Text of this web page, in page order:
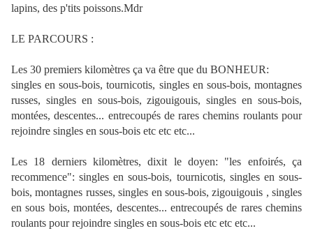
lapins, des p'tits poissons.Mdr
LE PARCOURS :
Les 30 premiers kilomètres ça va être que du BONHEUR:
singles en sous-bois, tournicotis, singles en sous-bois, montagnes
russes, singles en sous-bois, zigouigouis, singles en sous-bois,
montées, descentes... entrecoupés de rares chemins roulants pour
rejoindre singles en sous-bois etc etc etc...
Les 18 derniers kilomètres, dixit le doyen: "les enfoirés, ça
recommence": singles en sous-bois, tournicotis, singles en sous-
bois, montagnes russes, singles en sous-bois, zigouigouis , singles
en sous bois, montées, descentes... entrecoupés de rares chemins
roulants pour rejoindre singles en sous-bois etc etc etc...